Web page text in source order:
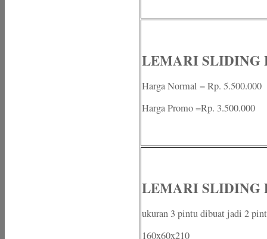
LEMARI SLIDING
Harga Normal = Rp. 5.500.000
Harga Promo =Rp. 3.500.000
LEMARI SLIDING
ukuran 3 pintu dibuat jadi 2
160x60x210